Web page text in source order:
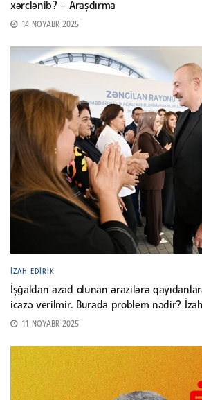
xərclənib? – Araşdırma
14 NOYABR 2025
İZAH EDIRIK
İşğaldan azad olunan ərazilərə
icazə verilmir. Burada problem nədir?
11 NOYABR 2025